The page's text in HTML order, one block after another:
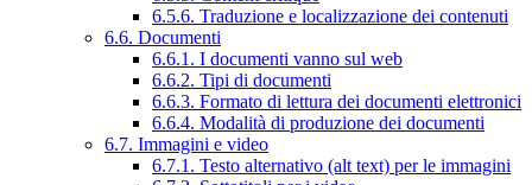
6.5.6. Traduzione e localizzazione dei contenuti
6.6. Documenti
6.6.1. I documenti vanno sul web
6.6.2. Tipi di documenti
6.6.3. Formato di lettura dei documenti elettronici
6.6.4. Modalità di produzione dei documenti
6.7. Immagini e video
6.7.1. Testo alternativo (alt text) per le immagini